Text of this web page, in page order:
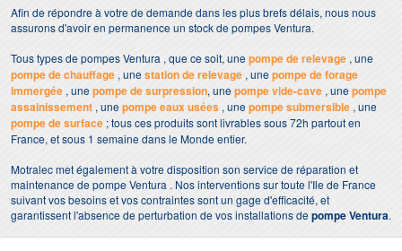
Afin de répondre à votre de demande dans les plus brefs délais, nous nous
assurons d'avoir en permanence un stock de pompes Ventura.
Tous types de pompes Ventura , que ce soit, unepompe de relevage , une
pompe de chauffage , unestation de relevage , unepompe de forage
immergée , unepompe de surpression, unepompe vide-cave , unepompe
assainissement , unepompe eaux usées , unepompe submersible , une
pompe de surface ; tous ces produits sont livrables sous 72h partout en
France, et sous 1 semaine dans le Monde entier.
Motralec met également à votre disposition son service de réparation et
maintenance de pompe Ventura . Nos interventions sur toute l'Ile de France
suivant vos besoins et vos contraintes sont un gage d'efficacité, et
garantissent l'absence de perturbation de vos installations depompe Ventura.